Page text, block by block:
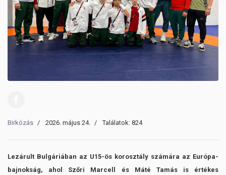
Birkózás 2026. május 24. Találatok: 824
Lezárult Bulgáriában az U15-ös korosztály számára az Európa-
bajnokság, ahol Szőri Marcell és Máté Tamás is értékes